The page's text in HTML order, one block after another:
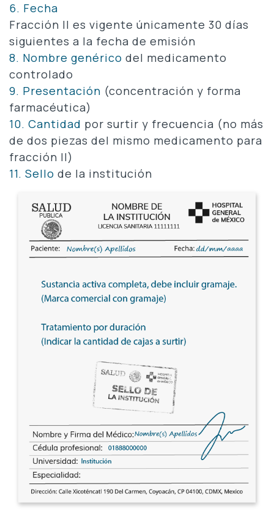
6. Fecha
Fracción II es vigente únicamente 30 días
siguientes a la fecha de emisión
8. Nombre genérico del medicamento
controlado
9. Presentación (concentración y forma
farmacéutica)
10. Cantidad por surtir y frecuencia (no más
de dos piezas del mismo medicamento para
fracción II)
11. Sello de la institución